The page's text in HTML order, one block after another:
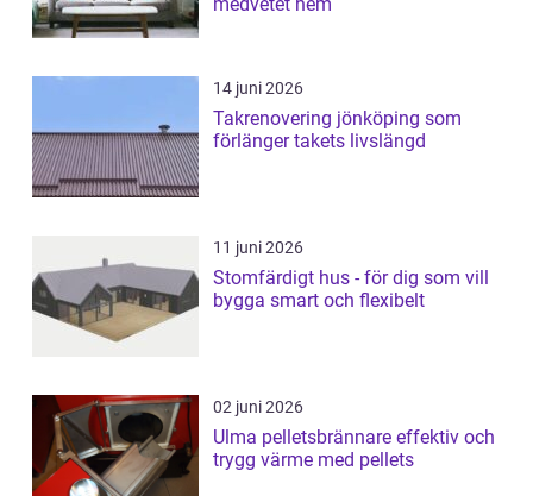
14 juni 2026
Takrenovering jönköping som
förlänger takets livslängd
11 juni 2026
Stomfärdigt hus - för dig som vill
bygga smart och flexibelt
02 juni 2026
Ulma pelletsbrännare effektiv och
trygg värme med pellets